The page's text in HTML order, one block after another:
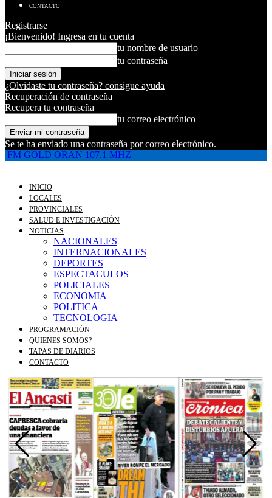
CONTACTO
Registrarse
¡Bienvenido! Ingresa en tu cuenta
tu nombre de usuario
tu contraseña
¿Olvidaste tu contraseña? consigue ayuda
Recuperación de contraseña
Recupera tu contraseña
tu correo electrónico
Se te ha enviado una contraseña por correo electrónico.
FM GOLD ORAN 107.1 MHZ
INICIO
LOCALES
PROVINCIALES
SALUD E INVESTIGACIÓN
NOTICIAS
NACIONALES
INTERNACIONALES
DEPORTES
ESPECTACULOS
POLICIALES
ECONOMIA
POLITICA
TECNOLOGIA
PROGRAMACIÓN
QUIENES SOMOS?
TAPAS DE DIARIOS
CONTACTO